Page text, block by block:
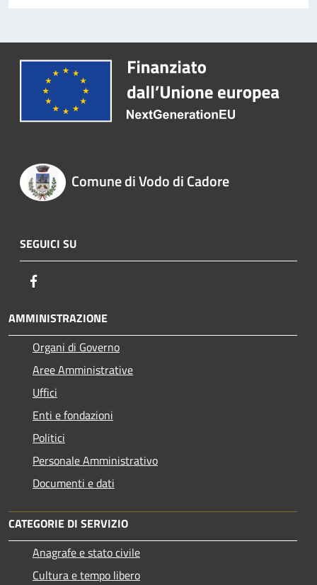
Comune di Vodo di Cadore
SEGUICI SU
AMMINISTRAZIONE
Organi di Governo
Aree Amministrative
Uffici
Enti e fondazioni
Politici
Personale Amministrativo
Documenti e dati
CATEGORIE DI SERVIZIO
Anagrafe e stato civile
Cultura e tempo libero